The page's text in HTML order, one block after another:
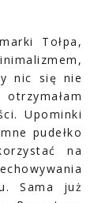
Tołpa,
nic się nie
Upominki
pudełko
na
Sama już